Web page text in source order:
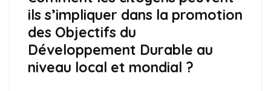
ils s’impliquer dans la promotion
des Objectifs du
Développement Durable au
niveau local et mondial ?